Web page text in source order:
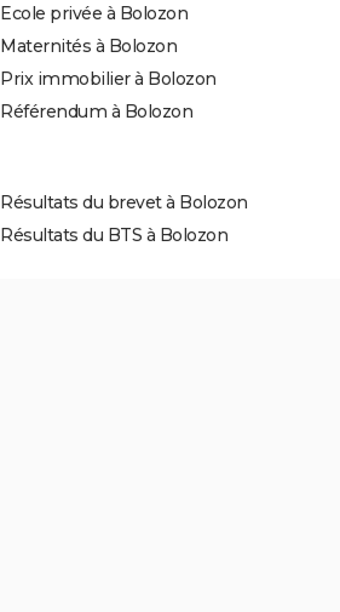
Ecole privée à Bolozon
Maternités à Bolozon
Prix immobilier à Bolozon
Référendum à Bolozon
Résultats du brevet à Bolozon
Résultats du BTS à Bolozon